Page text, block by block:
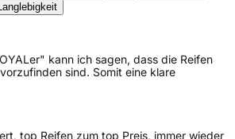
kann ich sagen, dass die Reifen
sind. Somit eine klare
top Reifen zum top Preis, immer wieder